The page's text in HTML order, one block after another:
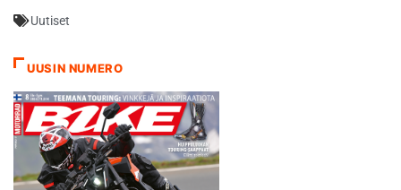
Manu on maailman nopein" -
virallisesti Hermusen kanssa
ja hän ei ole lähdössä
joukkueeseemme. Tietenkin
sinänsä harmi, sillä…
Uutiset
UUSIN NUMERO